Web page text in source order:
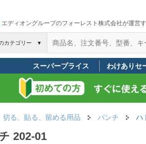
エディオングループのフォーレスト株式会社が運営
カテゴリー ▼
スーパープライス わけありセ
切る、貼る、留める用品 パンチ ハ
202-01